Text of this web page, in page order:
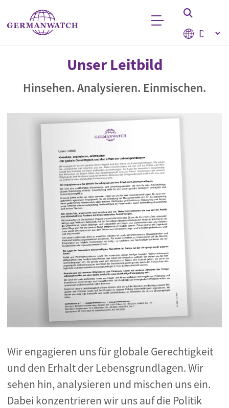
Direkt zum Inhalt
Select
StichwortsucheUnser Leitbild
Hinsehen. Analysieren. Einmischen.
Wir engagieren uns für globale Gerechtigkeit
und den Erhalt der Lebensgrundlagen. Wir
sehen hin, analysieren und mischen uns ein.
Dabei konzentrieren wir uns auf die Politik